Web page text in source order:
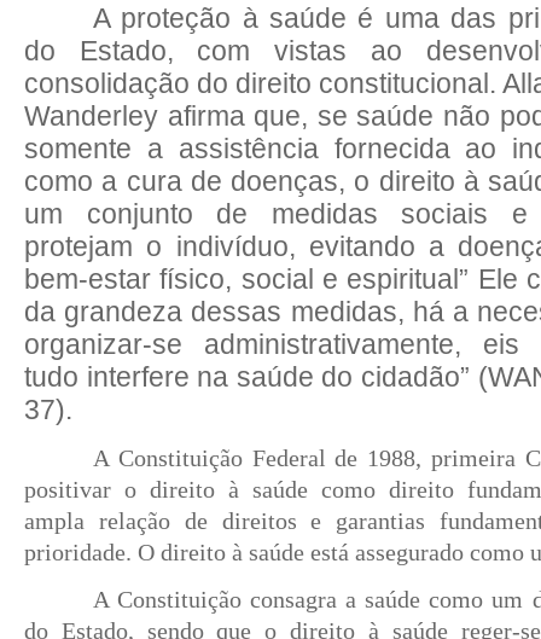
A proteção à saúde é uma das
do Estado, com vistas ao
consolidação do direito constitucional.
Wanderley afirma que, se saúde não
somente a assistência fornecida ao
como a cura de doenças, o direito à
um conjunto de medidas sociais e
protejam o indivíduo, evitando a
bem-estar físico, social e espiritual” Ele
da grandeza dessas medidas, há a
organizar-se administrativamente, eis
tudo interfere na saúde do cidadão”
37).
A Constituição Federal de 1988, primeira
positivar o direito à saúde como direito
ampla relação de direitos e garantias
prioridade. O direito à saúde está assegurado como
A Constituição consagra a saúde como um
do Estado, sendo que o direito à saúde reger-